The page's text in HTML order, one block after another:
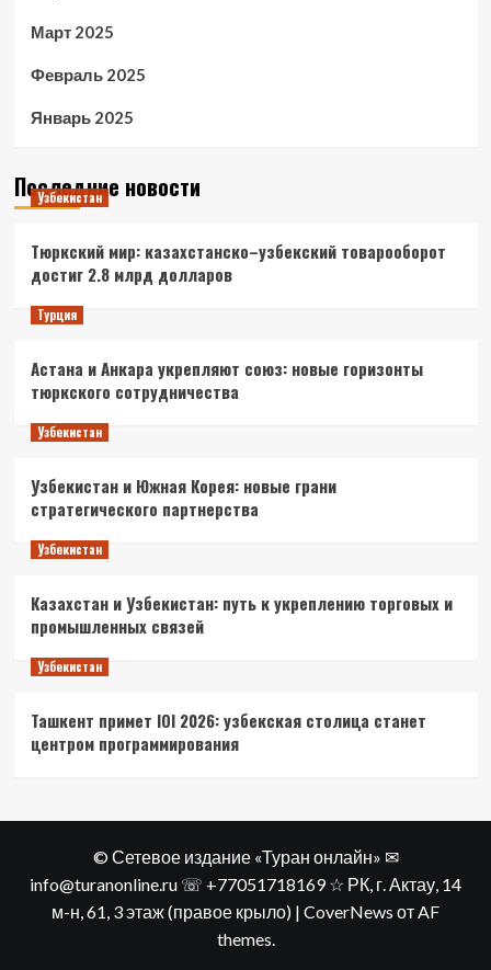
Март 2025
Февраль 2025
Январь 2025
Последние новости
Узбекистан
Тюркский мир: казахстанско–узбекский товарооборот
достиг 2.8 млрд долларов
Турция
Астана и Анкара укрепляют союз: новые горизонты
тюркского сотрудничества
Узбекистан
Узбекистан и Южная Корея: новые грани
стратегического партнерства
Узбекистан
Казахстан и Узбекистан: путь к укреплению торговых и
промышленных связей
Узбекистан
Ташкент примет IOI 2026: узбекская столица станет
центром программирования
© Сетевое издание «Туран онлайн» ✉
info@turanonline.ru ☏ +77051718169 ☆ РК, г. Актау​, 14
м-н, 61, 3 этаж (правое крыло) | CoverNews от AF
themes.